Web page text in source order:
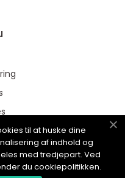
til at huske dine
af indhold og
med tredjepart. Ved
du cookiepolitikken.